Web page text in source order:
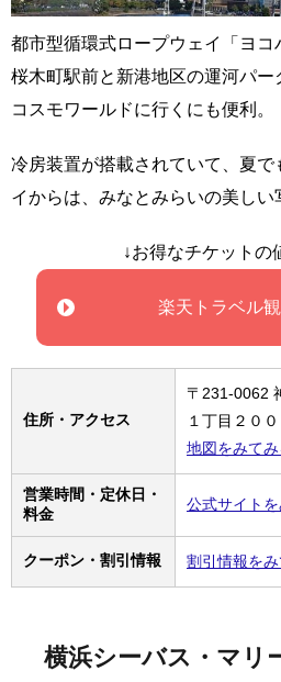
都市型循環式ロープウェイ「ヨ
桜木町駅前と新港地区の運河パー
コスモワールドに行くにも便利。
冷房装置が搭載されていて、夏で
イからは、みなとみらいの美しい
↓お得なチケットの
楽天トラベル
住所・アクセス
〒231-0062
１丁目２００
地図をみてみ
営業時間・定休日・
料金
公式サイト
クーポン・割引情報 割引情報を
横浜シーバス・マリ